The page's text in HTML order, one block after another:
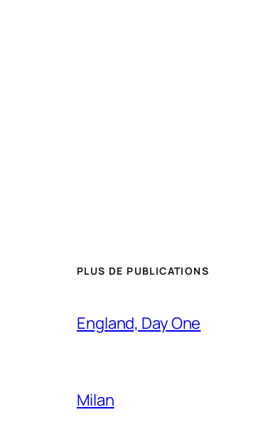
PLUS DE PUBLICATIONS
England, Day One
Milan